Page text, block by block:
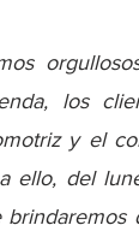
los
y el
ello, del
brindaremos